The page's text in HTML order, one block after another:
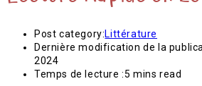
Post category:Littérature
Dernière modification de la
2024
Temps de lecture :5 mins read